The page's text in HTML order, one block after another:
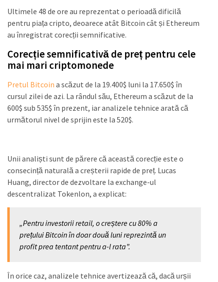
Ultimele 48 de ore au reprezentat o perioadă dificilă
pentru piața cripto, deoarece atât Bitcoin cât și Ethereum
au înregistrat corecții semnificative.
Corecție semnificativă de preț pentru cele
mai mari criptomonede
Pretul Bitcoin a scăzut de la 19.400$ luni la 17.650$ în
cursul zilei de azi. La rândul său, Ethereum a scăzut de la
600$ sub 535$ în prezent, iar analizele tehnice arată că
următorul nivel de sprijin este la 520$.
Unii analiști sunt de părere că această corecție este o
consecință naturală a creșterii rapide de preț. Lucas
Huang, director de dezvoltare la exchange-ul
descentralizat Tokenlon, a explicat:
„Pentru investorii retail, o creștere cu 80% a
prețului Bitcoin în doar două luni reprezintă un
profit prea tentant pentru a-l rata”.
În orice caz, analizele tehnice avertizează că, dacă urșii